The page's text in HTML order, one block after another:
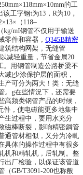
的工
工字钢t为13，R为10，
（118–
kg/mI钢管不仅用于输送
零件和容器， Q345B精密
筑结构网架，无缝管
减轻重量，节省金属20
。用钢管制造公路桥梁不
减|少涂保护层的面积，
产可分为两大！类：无缝
。g在些情況下，还需要
高频类钢管产品的时候，
件，使电磁能更多地集中
生过程中，要用水充分
磁棒断裂，影响精密鋼管
通管材相似，又分为冷軋
具体的操作过程中有很多
机和精轧机，后轧制。整
出厂检验，以保证该管道
（GB/T3091-200也称般